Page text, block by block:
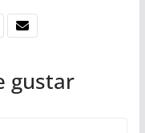
gustar